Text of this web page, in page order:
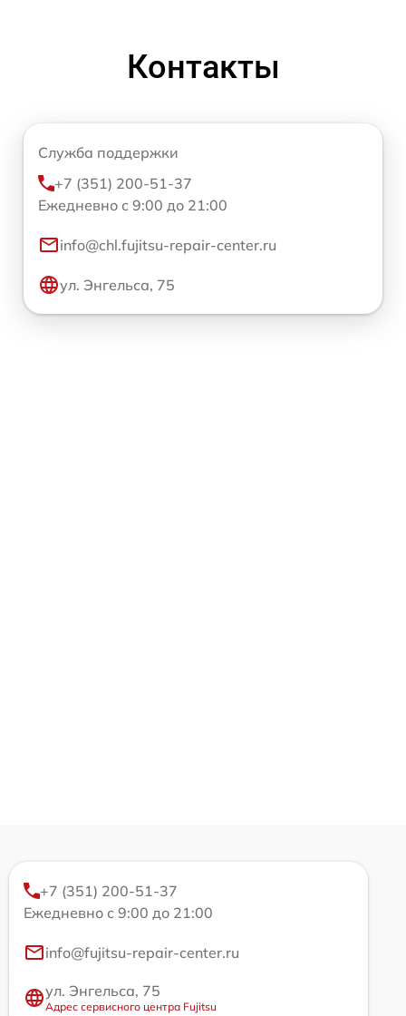
Контакты
Служба поддержки
+7 (351) 200-51-37
Ежедневно с 9:00 до 21:00
info@chl.fujitsu-repair-center.ru
ул. Энгельса, 75
+7 (351) 200-51-37
Ежедневно с 9:00 до 21:00
info@fujitsu-repair-center.ru
ул. Энгельса, 75
Адрес сервисного центра Fujitsu